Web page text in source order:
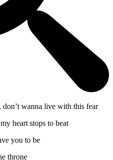
don’t wanna live with this fear
heart stops to beat
you to be
throne